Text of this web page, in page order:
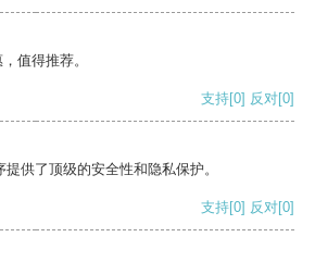
值得推荐。
支持[0] 反对[0]
供了顶级的安全性和隐私保护。
支持[0] 反对[0]